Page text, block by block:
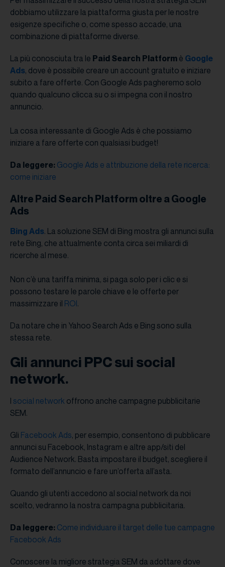
dobbiamo utilizzare la piattaforma giusta per le nostre
esigenze specifiche o, come spesso accade, una
combinazione di piattaforme diverse.
La più conosciuta tra le Paid Search Platform è Google
Ads, dove è possibile creare un account gratuito e iniziare
subito a fare offerte. Con Google Ads pagheremo solo
quando qualcuno clicca su o si impegna con il nostro
annuncio.
La cosa interessante di Google Ads è che possiamo
iniziare a fare offerte con qualsiasi budget!
Da leggere: Google Ads e attribuzione della rete ricerca:
come iniziare
Altre Paid Search Platform oltre a Google
Ads
Bing Ads. La soluzione SEM di Bing mostra gli annunci sulla
rete Bing, che attualmente conta circa sei miliardi di
ricerche al mese.
Non c’è una tariffa minima, si paga solo per i clic e si
possono testare le parole chiave e le offerte per
massimizzare il ROI.
Da notare che in Yahoo Search Ads e Bing sono sulla
stessa rete.
Gli annunci PPC sui social
network.
I social network offrono anche campagne pubblicitarie
SEM.
Gli Facebook Ads, per esempio, consentono di pubblicare
annunci su Facebook, Instagram e altre app/siti del
Audience Network. Basta impostare il budget, scegliere il
formato dell’annuncio e fare un’offerta all’asta.
Quando gli utenti accedono al social network da noi
scelto, vedranno la nostra campagna pubblicitaria.
Da leggere: Come individuare il target delle tue campagne
Facebook Ads
Conoscere la migliore strategia SEM da adottare dove